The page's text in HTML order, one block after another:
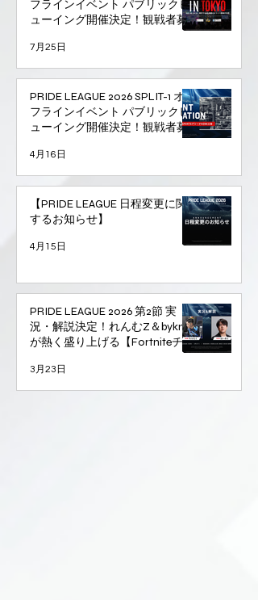
フラインイベント パブリックビ
ューイング開催決定！観戦者募
7月25日
PRIDE LEAGUE 2026 SPLIT-1 オ
フラインイベント パブリックビ
ューイング開催決定！観戦者募
4月16日
【PRIDE LEAGUE 日程変更に関
するお知らせ】
4月15日
PRIDE LEAGUE 2026 第2節 実
況・解説決定！れんむZ＆bykn
が熱く盛り上げる【Fortniteチー
3月23日